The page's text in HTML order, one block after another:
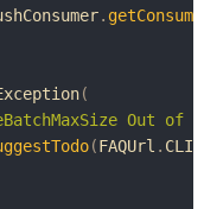
.
(
Out
(FAQUrl .